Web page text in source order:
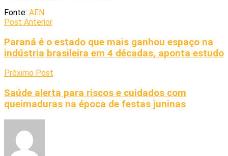
Fonte: AEN
Post Anterior
Paraná é o estado que mais ganhou espaço na
indústria brasileira em 4 décadas, aponta estudo
Próximo Post
Saúde alerta para riscos e cuidados com
queimaduras na época de festas juninas